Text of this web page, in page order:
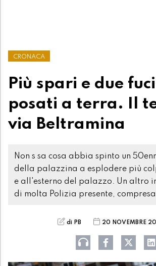
CRONACA
Più spari e due
posati a terra. Il
via Beltramina
Non s sa cosa abbia spinto un
della palazzina a esplodere più
e all'esterno del palazzo. Un altro
di molta Polizia presente,
di PB 20 NOVEMBRE